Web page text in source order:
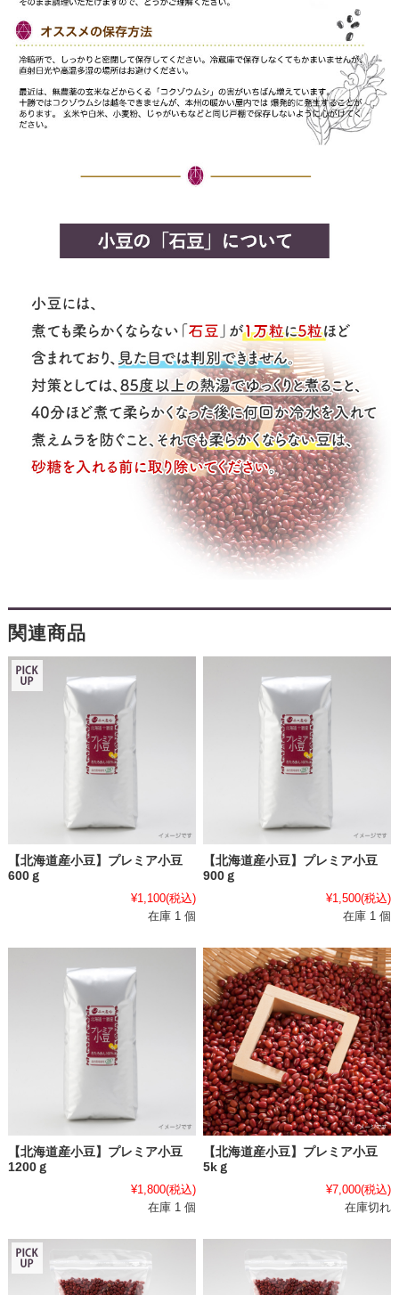
関連商品
【北海道産小豆】プレミア小豆
600ｇ
¥1,100(税込)
在庫 1 個
【北海道産小豆】プレミア小豆
900ｇ
¥1,500(税込)
在庫 1 個
【北海道産小豆】プレミア小豆
1200ｇ
¥1,800(税込)
在庫 1 個
【北海道産小豆】プレミア小豆
5kｇ
¥7,000(税込)
在庫切れ